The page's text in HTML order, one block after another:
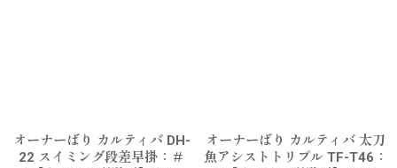
オーナーばり カルティバ DH-
22 スイミング段差早掛：＃
オーナーばり カルティバ 太刀
魚アシストトリプル TF-T46：